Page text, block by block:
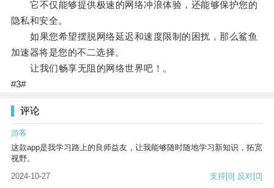
它不仅能够提供极速的网络冲浪体验，还能够保护您的
隐私和安全。
如果您希望摆脱网络延迟和速度限制的困扰，那么鲨鱼
加速器将是您的不二选择。
让我们畅享无阻的网络世界吧！。
#3#
评论
游客
这款app是我学习路上的良师益友，让我能够随时随地学习新知识，拓宽
视野。
2024-10-27
支持[0] 反对[0]